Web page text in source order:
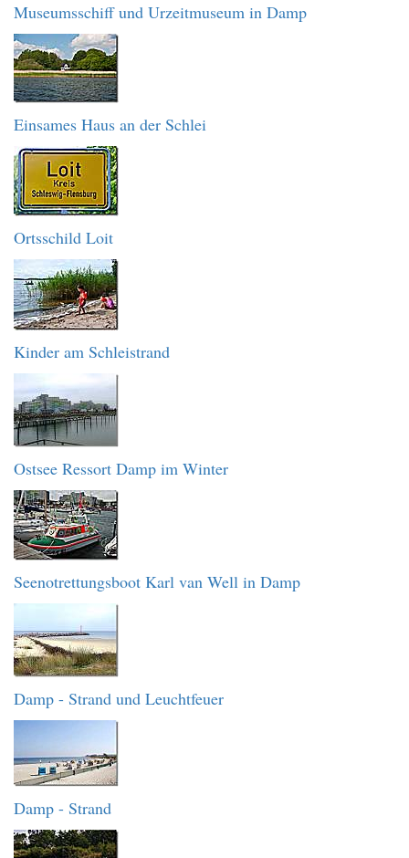
Museumsschiff und Urzeitmuseum in Damp
Einsames Haus an der Schlei
Ortsschild Loit
Kinder am Schleistrand
Ostsee Ressort Damp im Winter
Seenotrettungsboot Karl van Well in Damp
Damp - Strand und Leuchtfeuer
Damp - Strand